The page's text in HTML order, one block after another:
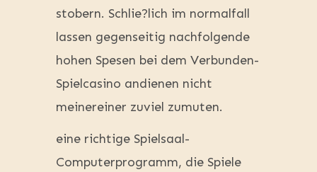
stobern. Schlie?lich im normalfall
lassen gegenseitig nachfolgende
hohen Spesen bei dem Verbunden-
Spielcasino andienen nicht
meinereiner zuviel zumuten.
eine richtige Spielsaal-
Computerprogramm, die Spiele